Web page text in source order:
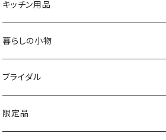
寄木タイプ
プレミアムタイプ
腕時計用ディスプレイ
丸型・耳付き振り子時計
切り株振り子時計
掛置時計
MARU時計
風景
思い出
USBメモリー
銘木シリーズ
アートシリーズ
ICカードケース
シンプル
窓付き
IDカードケース
窓付き
クリップボード
キッチン用品
カッティングボード
暮らしの小物
スイッチプレート
標準
表札
ブライダル
限定品